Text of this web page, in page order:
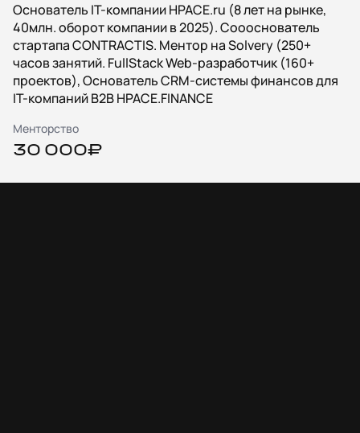
Основатель IT-компании HPACE.ru (8 лет на рынке,
40млн. оборот компании в 2025). Соооснователь
стартапа CONTRACTIS. Ментор на Solvery (250+
часов занятий. FullStack Web-разработчик (160+
проектов), Основатель CRM-системы финансов для
IT-компаний B2B HPACE.FINANCE
Менторство
30 000₽